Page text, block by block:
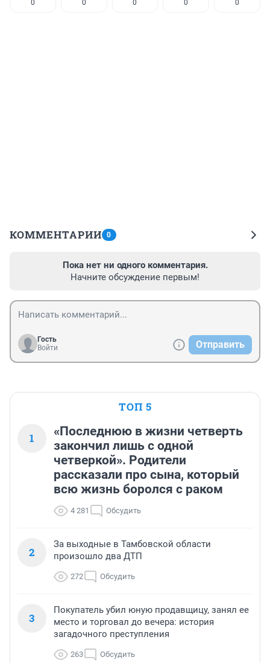
0 0 0 0 0
КОММЕНТАРИИ 0
Пока нет ни одного комментария.
Начните обсуждение первым!
Гость
Войти
Отправить
ТОП 5
1
«Последнюю в жизни четверть
закончил лишь с одной
четверкой». Родители
рассказали про сына, который
всю жизнь боролся с раком
4 281 Обсудить
2
За выходные в Тамбовской области
произошло два ДТП
272 Обсудить
3
Покупатель убил юную продавщицу, занял ее
место и торговал до вечера: история
загадочного преступления
263 Обсудить